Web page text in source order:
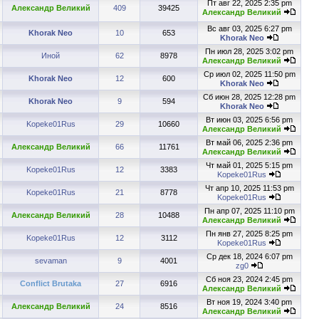
Александр Великий 409 39425
Пт авг 22, 2025 2:35 pm
Александр Великий
Khorak Neo 10 653
Вс авг 03, 2025 6:27 pm
Khorak Neo
Иной 62 8978
Пн июл 28, 2025 3:02 pm
Александр Великий
Khorak Neo 12 600
Ср июл 02, 2025 11:50 pm
Khorak Neo
Khorak Neo 9 594
Сб июн 28, 2025 12:28 pm
Khorak Neo
Kopeke01Rus 29 10660
Вт июн 03, 2025 6:56 pm
Александр Великий
Александр Великий 66 11761
Вт май 06, 2025 2:36 pm
Александр Великий
Kopeke01Rus 12 3383
Чт май 01, 2025 5:15 pm
Kopeke01Rus
Kopeke01Rus 21 8778
Чт апр 10, 2025 11:53 pm
Kopeke01Rus
Александр Великий 28 10488
Пн апр 07, 2025 11:10 pm
Александр Великий
Kopeke01Rus 12 3112
Пн янв 27, 2025 8:25 pm
Kopeke01Rus
sevaman 9 4001
Ср дек 18, 2024 6:07 pm
zg0
Conflict Brutaka 27 6916
Сб ноя 23, 2024 2:45 pm
Александр Великий
Александр Великий 24 8516
Вт ноя 19, 2024 3:40 pm
Александр Великий